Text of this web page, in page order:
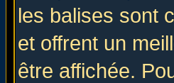
les balises sont
et offrent un
être affichée.